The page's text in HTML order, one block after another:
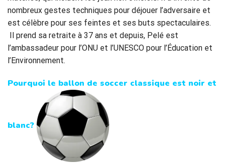
nombreux gestes techniques pour déjouer l’adversaire et
est célèbre pour ses feintes et ses buts spectaculaires.
Il prend sa retraite à 37 ans et depuis, Pelé est
l’ambassadeur pour l’ONU et l’UNESCO pour l’Éducation et
l’Environnement.
Pourquoi le ballon de soccer classique est noir et
blanc?